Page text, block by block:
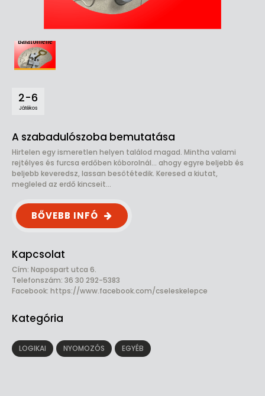
2-6
Játékos
A szabadulószoba bemutatása
Hirtelen egy ismeretlen helyen találod magad. Mintha valami
rejtélyes és furcsa erdőben kóborolnál... ahogy egyre beljebb és
beljebb keveredsz, lassan besötétedik. Keresed a kiutat,
megleled az erdő kincseit...
BŐVEBB INFÓ
Kapcsolat
Cím: Napospart utca 6.
Telefonszám: 36 30 292-5383
Facebook: https://www.facebook.com/cseleskelepce
Kategória
LOGIKAI NYOMOZÓS EGYÉB